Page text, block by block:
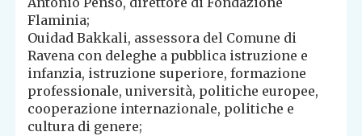
Flaminia;
Ouidad Bakkali, assessora del Comune di
Ravena con deleghe a pubblica istruzione e
infanzia, istruzione superiore, formazione
professionale, università, politiche europee,
cooperazione internazionale, politiche e
cultura di genere;